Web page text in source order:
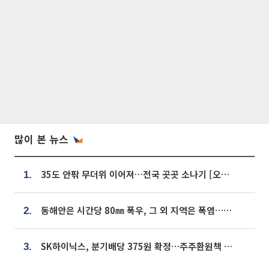
많이 본 뉴스
1. 35도 안팎 무더위 이어져…전국 곳곳 소나기 [오늘 날씨]
2. 동해안은 시간당 80㎜ 폭우, 그 외 지역은 폭염…‘극과 극 날씨’
3. SK하이닉스, 분기배당 375원 확정…주주환원책 9월로 앞당겨 발표